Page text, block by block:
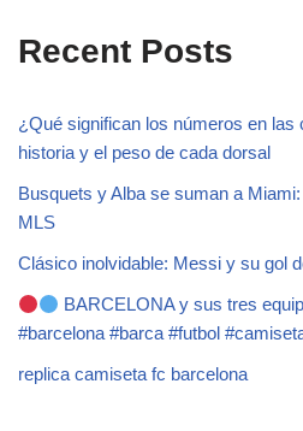
Recent Posts
¿Qué significan los números en las
historia y el peso de cada dorsal
Busquets y Alba se suman a
MLS
Clásico inolvidable: Messi y su gol
BARCELONA y sus tres
#barcelona #barca #futbol
replica camiseta fc barcelona